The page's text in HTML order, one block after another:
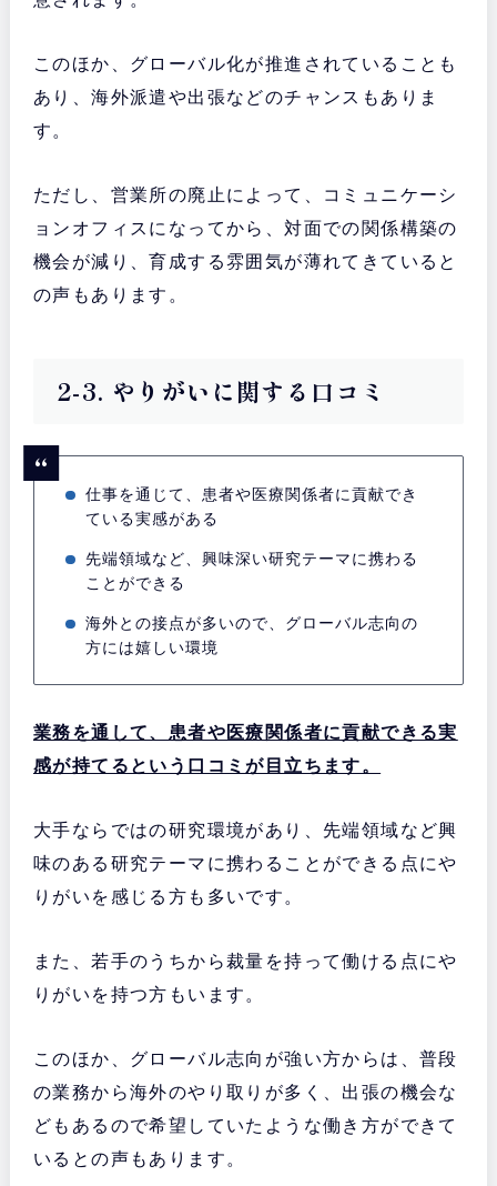
このほか、グローバル化が推進されていることも
あり、海外派遣や出張などのチャンスもありま
す。
ただし、営業所の廃止によって、コミュニケーシ
ョンオフィスになってから、対面での関係構築の
機会が減り、育成する雰囲気が薄れてきていると
の声もあります。
2-3. やりがいに関する口コミ
仕事を通じて、患者や医療関係者に貢献でき
ている実感がある
先端領域など、興味深い研究テーマに携わる
ことができる
海外との接点が多いので、グローバル志向の
方には嬉しい環境
業務を通して、患者や医療関係者に貢献できる実
感が持てるという口コミが目立ちます。
大手ならではの研究環境があり、先端領域など興
味のある研究テーマに携わることができる点にや
りがいを感じる方も多いです。
また、若手のうちから裁量を持って働ける点にや
りがいを持つ方もいます。
このほか、グローバル志向が強い方からは、普段
の業務から海外のやり取りが多く、出張の機会な
どもあるので希望していたような働き方ができて
いるとの声もあります。